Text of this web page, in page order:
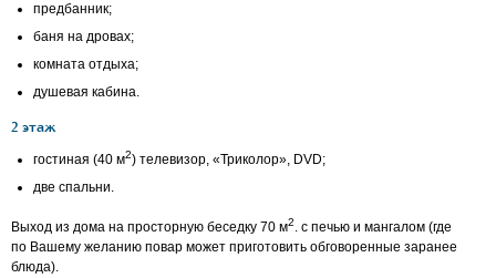
предбанник;
баня на дровах;
комната отдыха;
душевая кабина.
2 этаж
гостиная (40 м2) телевизор, «Триколор», DVD;
две спальни.
Выход из дома на просторную беседку 70 м2. с печью и мангалом (где
по Вашему желанию повар может приготовить обговоренные заранее
блюда).